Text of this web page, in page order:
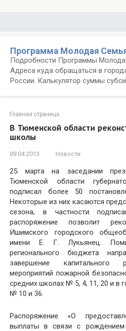
Программа Молодая
Подробности Программы
Адреса куда обращаться в
России. Калькулятор суммы
Главная страница
В Тюменской области
школы
09.04.2013 Новости
25 марта на заседании
Тюменской области
подписал более 50
Некоторые из них касаются
сезона, в частности
распоряжение позволит
Ишимского городского
имени Е. Г. Лукьянец.
регионального бюджета
завершение капитального
мероприятий пожарной
средних школах № 5, 4, 11, 20 и в
№ 10 и 36.
Распоряжение «О
выплаты в связи с рождением